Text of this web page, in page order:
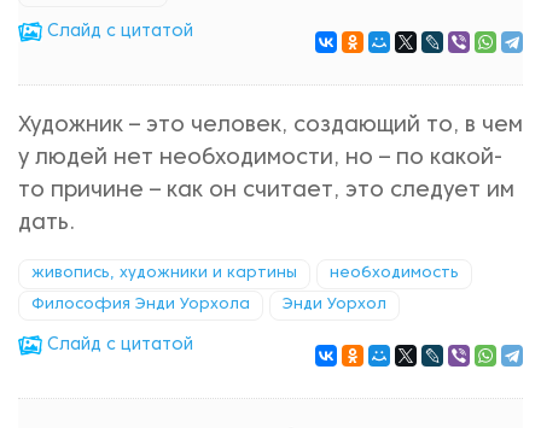
Cлайд с цитатой
Художник – это человек, создающий то, в чем
у людей нет необходимости, но – по какой-
то причине – как он считает, это следует им
дать.
живопись, художники и картины необходимость
Философия Энди Уорхола Энди Уорхол
Cлайд с цитатой